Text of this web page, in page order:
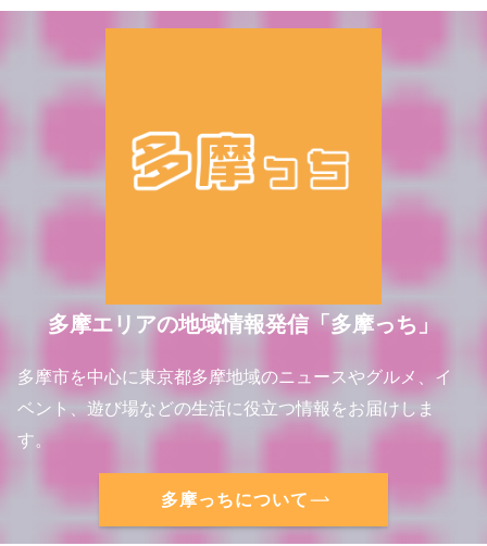
多摩エリアの地域情報発信「多摩っち」
多摩市を中心に東京都多摩地域のニュースやグルメ、イ
ベント、遊び場などの生活に役立つ情報をお届けしま
す。
多摩っちについて